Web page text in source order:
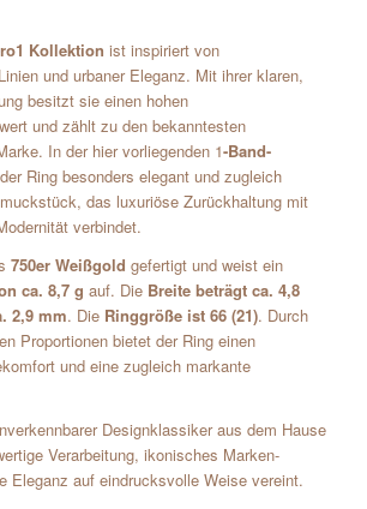
Kollektion ist inspiriert von
und urbaner Eleganz. Mit ihrer klaren,
besitzt sie einen hohen
und zählt zu den bekanntesten
In der hier vorliegenden 1-Band-
Ring besonders elegant und zugleich
das luxuriöse Zurückhaltung mit
verbindet.
750er Weißgold gefertigt und weist ein
ca. 8,7 g auf. Die Breite beträgt ca. 4,8
2,9 mm. Die Ringgröße ist 66 (21). Durch
Proportionen bietet der Ring einen
und eine zugleich markante
Designklassiker aus dem Hause
Verarbeitung, ikonisches Marken-
Eleganz auf eindrucksvolle Weise vereint.